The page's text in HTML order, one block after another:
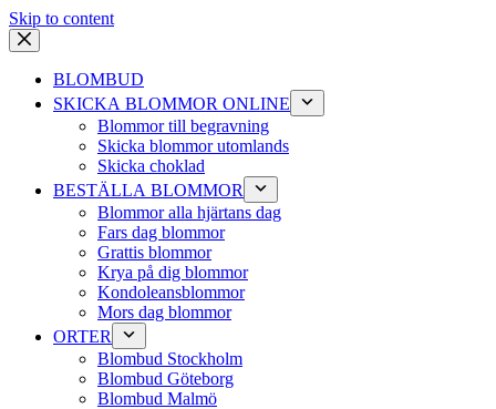
Skip to content
BLOMBUD
SKICKA BLOMMOR ONLINE
Blommor till begravning
Skicka blommor utomlands
Skicka choklad
BESTÄLLA BLOMMOR
Blommor alla hjärtans dag
Fars dag blommor
Grattis blommor
Krya på dig blommor
Kondoleansblommor
Mors dag blommor
ORTER
Blombud Stockholm
Blombud Göteborg
Blombud Malmö